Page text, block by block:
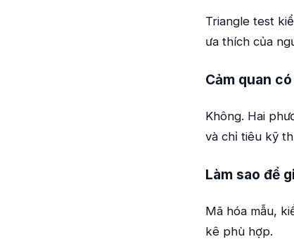
Triangle test
ưa thích của
Cảm quan
Không. Hai
và chỉ tiêu kỹ
Làm sao để
Mã hóa mẫu,
kê phù hợp.